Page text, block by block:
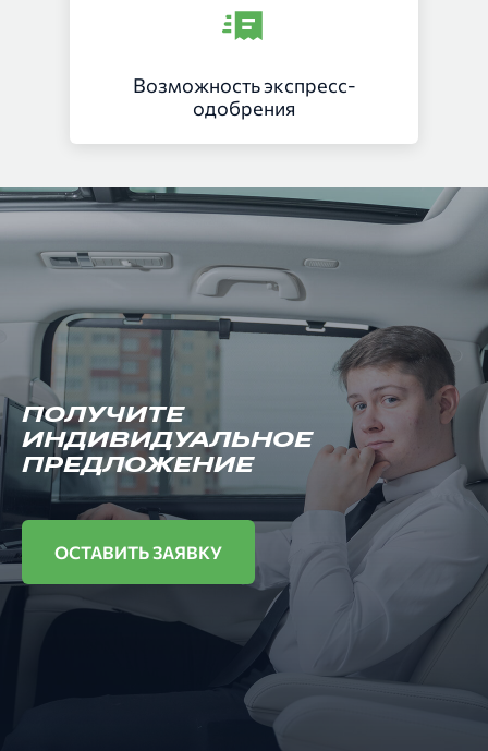
Возможность экспресс-
одобрения
ПОЛУЧИТЕ
ИНДИВИДУАЛЬНОЕ
ПРЕДЛОЖЕНИЕ
ОСТАВИТЬ ЗАЯВКУ